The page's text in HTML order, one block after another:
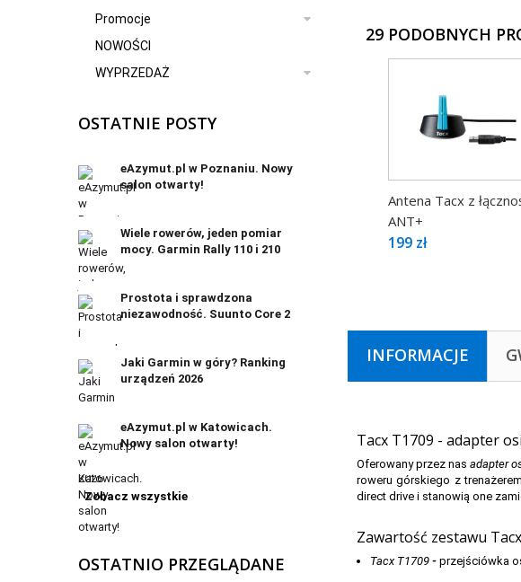
Promocje
NOWOŚCI
WYPRZEDAŻ
OSTATNIE POSTY
eAzymut.pl w Poznaniu. Nowy
salon otwarty!
Wiele rowerów, jeden pomiar
mocy. Garmin Rally 110 i 210
Prostota i sprawdzona
niezawodność. Suunto Core 2
Jaki Garmin w góry? Ranking
urządzeń 2026
eAzymut.pl w Katowicach.
Nowy salon otwarty!
Zobacz wszystkie
OSTATNIO PRZEGLĄDANE
29 PODOBNYCH
Antena Tacx z
ANT+
199 zł
INFORMACJE
Tacx T1709 - adapter
Oferowany przez nasadapter
roweru górskiego z
direct drive i stanowią one
Zawartość zestawu
Tacx T1709 - przejściówka